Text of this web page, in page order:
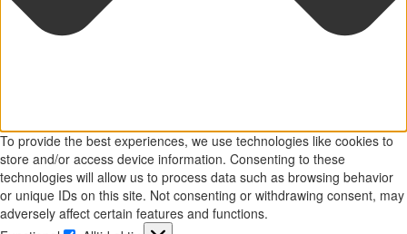
To provide the best experiences, we use technologies like cookies to
store and/or access device information. Consenting to these
technologies will allow us to process data such as browsing behavior
or unique IDs on this site. Not consenting or withdrawing consent, may
adversely affect certain features and functions.